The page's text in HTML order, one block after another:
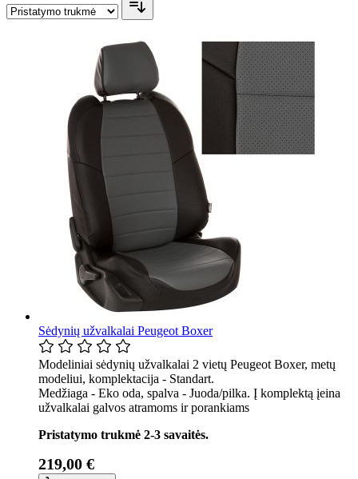
Sėdynių užvalkalai Peugeot Boxer
Modeliniai sėdynių užvalkalai 2 vietų Peugeot Boxer, metų
modeliui, komplektacija - Standart.
Medžiaga - Eko oda, spalva - Juoda/pilka. Į komplektą įeina
užvalkalai galvos atramoms ir porankiams
Pristatymo trukmė 2-3 savaitės.
219,00 €